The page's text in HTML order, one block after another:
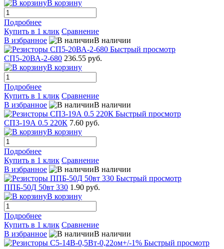
В корзину
Подробнее
Купить в 1 клик Сравнение
В избранное
В наличии
Быстрый просмотр
СП5-20ВА-2-680 236.55 руб.
В корзину
Подробнее
Купить в 1 клик Сравнение
В избранное
В наличии
Быстрый просмотр
СП3-19А 0.5 220К 7.60 руб.
В корзину
Подробнее
Купить в 1 клик Сравнение
В избранное
В наличии
Быстрый просмотр
ППБ-50Д 50вт 330 1.90 руб.
В корзину
Подробнее
Купить в 1 клик Сравнение
В избранное
В наличии
Быстрый просмотр